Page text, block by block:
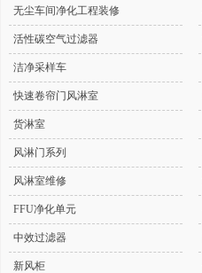
无尘车间净化工程装修
活性碳空气过滤器
洁净采样车
快速卷帘门风淋室
货淋室
风淋门系列
风淋室维修
FFU净化单元
中效过滤器
新风柜